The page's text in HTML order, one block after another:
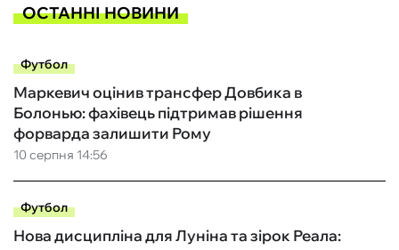
ОСТАННІ НОВИНИ
Футбол
10 серпня 14:56
Маркевич оцінив трансфер Довбика в
Болонью: фахівець підтримав рішення
форварда залишити Рому
Футбол
Нова дисципліна для Луніна та зірок Реала: